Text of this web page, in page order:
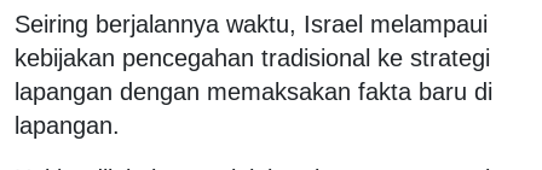
Seiring berjalannya waktu, Israel melampaui
kebijakan pencegahan tradisional ke strategi
lapangan dengan memaksakan fakta baru di
lapangan.